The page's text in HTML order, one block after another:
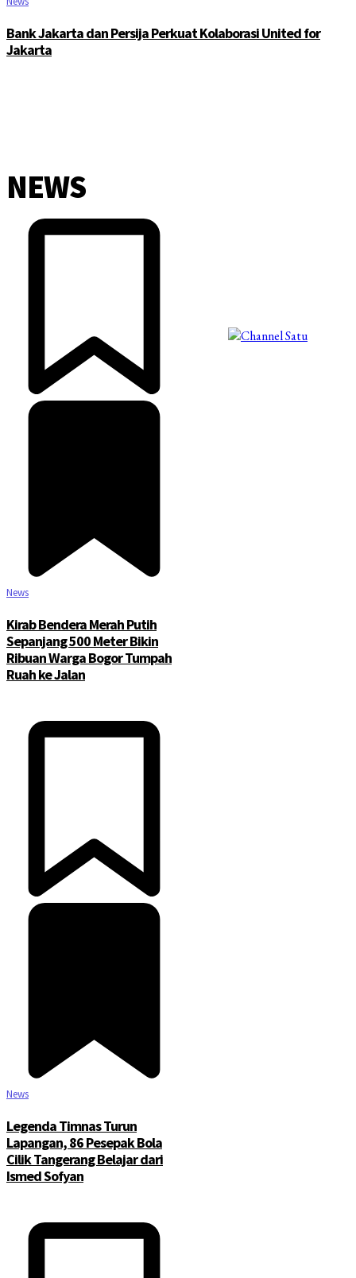
Bank Jakarta dan Persija Perkuat Kolaborasi United for
Jakarta
NEWS
News
Kirab Bendera Merah Putih
Sepanjang 500 Meter Bikin
Ribuan Warga Bogor Tumpah
Ruah ke Jalan
News
Legenda Timnas Turun
Lapangan, 86 Pesepak Bola
Cilik Tangerang Belajar dari
Ismed Sofyan